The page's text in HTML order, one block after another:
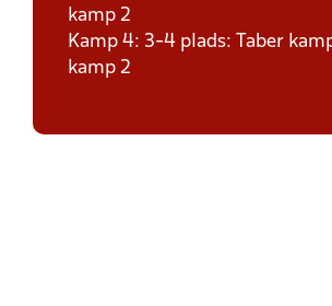
kamp 2
Kamp 4: 3-4 plads: Taber
kamp 2